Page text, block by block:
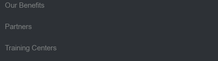
Our Benefits
Partners
Training Centers